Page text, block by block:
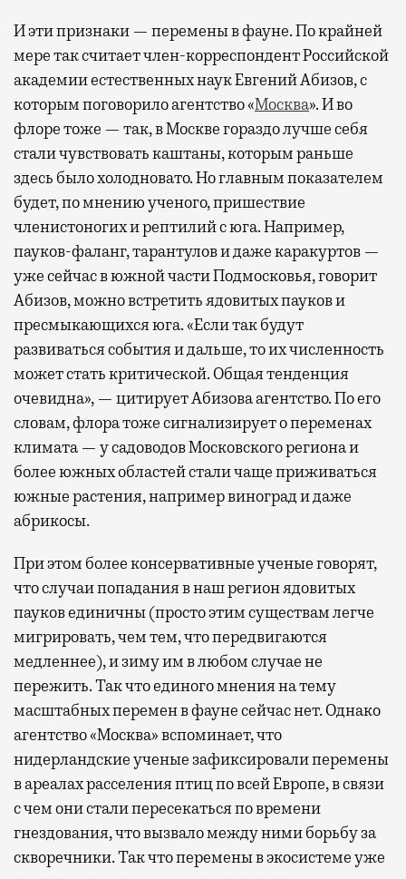
И эти признаки — перемены в фауне. По крайней
мере так считает член-корреспондент Российской
академии естественных наук Евгений Абизов, с
которым поговорило агентство «Москва». И во
флоре тоже — так, в Москве гораздо лучше себя
стали чувствовать каштаны, которым раньше
здесь было холодновато. Но главным показателем
будет, по мнению ученого, пришествие
членистоногих и рептилий с юга. Например,
пауков-фаланг, тарантулов и даже каракуртов —
уже сейчас в южной части Подмосковья, говорит
Абизов, можно встретить ядовитых пауков и
пресмыкающихся юга. «Если так будут
развиваться события и дальше, то их численность
может стать критической. Общая тенденция
очевидна», — цитирует Абизова агентство. По его
словам, флора тоже сигнализирует о переменах
климата — у садоводов Московского региона и
более южных областей стали чаще приживаться
южные растения, например виноград и даже
абрикосы.
При этом более консервативные ученые говорят,
что случаи попадания в наш регион ядовитых
пауков единичны (просто этим существам легче
мигрировать, чем тем, что передвигаются
медленнее), и зиму им в любом случае не
пережить. Так что единого мнения на тему
масштабных перемен в фауне сейчас нет. Однако
агентство «Москва» вспоминает, что
нидерландские ученые зафиксировали перемены
в ареалах расселения птиц по всей Европе, в связи
с чем они стали пересекаться по времени
гнездования, что вызвало между ними борьбу за
скворечники. Так что перемены в экосистеме уже